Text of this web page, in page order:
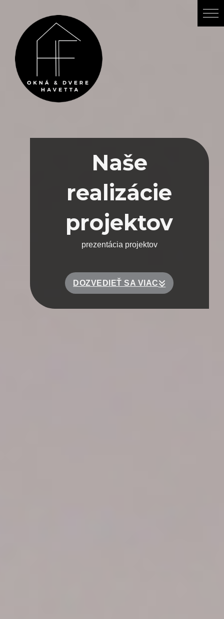
Naše
realizácie
projektov
prezentácia projektov
DOZVEDIEŤ SA VIAC